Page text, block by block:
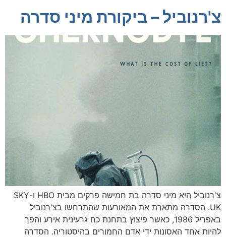
צ'רנוביל – ביקורת מיני סדרה
צ'רנוביל היא מיני סדרה בת חמישה פרקים מבית HBO ו-SKY
UK. הסדרה מתארת את המאורעות שהתרחשו בצ'רנוביל
באפריל 1986, כאשר פיצוץ בתחנת כח גרעינית אירע והפך
להיות אחד האסונות ידי אדם החמורים בהיסטוריה. הסדרה